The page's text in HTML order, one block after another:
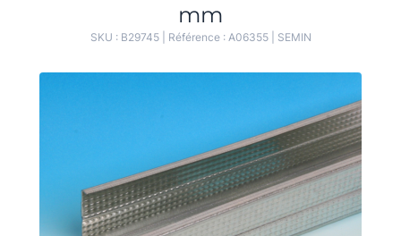
mm
SKU : B29745| Référence : A06355| SEMIN